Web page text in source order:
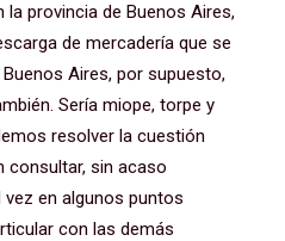
la provincia de Buenos Aires,
de mercadería que se
Aires, por supuesto,
Sería miope, torpe y
resolver la cuestión
consultar, sin acaso
en algunos puntos
con las demás